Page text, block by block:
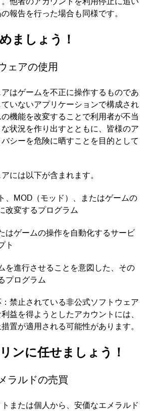
報告を行った場合も同様です。
ましょう！
ェアの使用
はゲームを不正に操作するものであ
いないアプリケーションで構成され
機能を改変することで利用者が不当
状況を作り出すとともに、皆様のア
シーを危険に晒すことを目的として
には以下が含まれます。
、MOD（モッド）、またはゲームの
改変するプログラム
はゲームの操作を自動化するサービ
ト
を進行させることを意図した、その
プログラム
禁止されている非公式ソフトウェア
益を得ようとしたアカウントには、
置が適用される可能性があります。
ンに任せましょう！
ラルドの売買
または個人から、安価なエメラルド